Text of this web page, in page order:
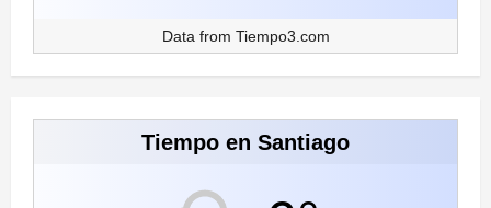
Data from Tiempo3.com
Tiempo en Santiago